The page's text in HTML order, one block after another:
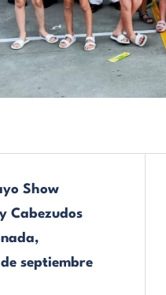
Show
Cabezudos
septiembre